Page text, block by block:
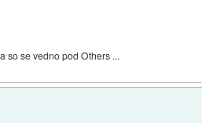
so se vedno pod Others ...